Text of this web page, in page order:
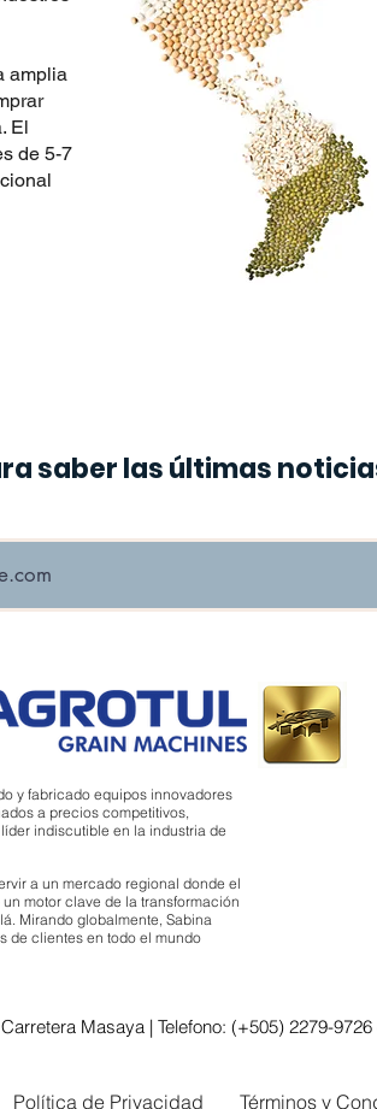
amplia
El
de 5-7
saber las últimas
y fabricado equipos innovadores
a precios competitivos,
indiscutible en la industria de
a un mercado regional donde el
motor clave de la transformación
Mirando globalmente, Sabina
de clientes en todo el mundo
Masaya | Telefono: (+505) 2279-9726
Política de Privacidad Términos y